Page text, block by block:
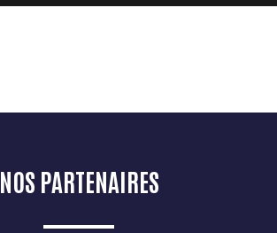
NOS PARTENAIRES